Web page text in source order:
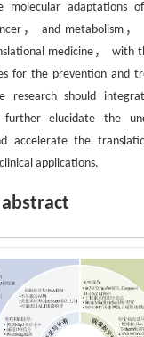
molecular adaptations
， and metabolism，
medicine， with
for the prevention and
research should
further elucidate the
accelerate the
applications.